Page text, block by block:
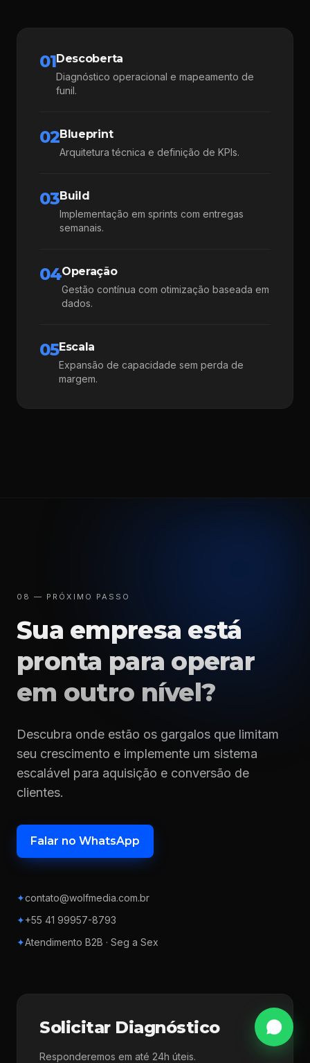
01Descoberta
Diagnóstico operacional e mapeamento de
funil.
02Blueprint
Arquitetura técnica e definição de KPIs.
03Build
Implementação em sprints com entregas
semanais.
04Operação
Gestão contínua com otimização baseada em
dados.
05Escala
Expansão de capacidade sem perda de
margem.
08 — PRÓXIMO PASSO
Sua empresa está
pronta para operar
em outro nível?
Descubra onde estão os gargalos que limitam
seu crescimento e implemente um sistema
escalável para aquisição e conversão de
clientes.
Falar no WhatsApp
✦contato@wolfmedia.com.br
✦+55 41 99957-8793
✦Atendimento B2B · Seg a Sex
Solicitar Diagnóstico
Responderemos em até 24h úteis.